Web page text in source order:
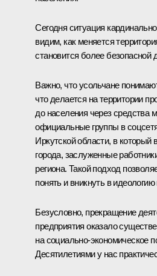
Сегодня ситуация
видим, как меняется
становится более безопасной
Важно, что усольчане
что делается на территории
до населения через средства
официальные группы в
Иркутской области, в который
города, заслуженные
региона. Такой подход
понять и вникнуть в
Безусловно, прекращение
предприятия оказало
на социально-экономическое
Десятилетиями у нас